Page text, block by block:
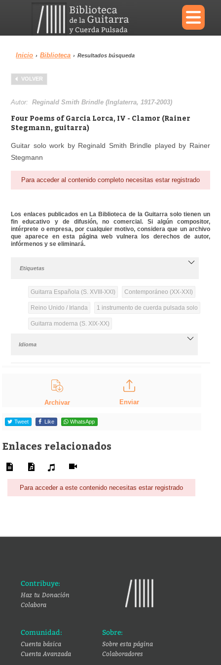
×
Menu
Biblioteca Diccionario
Área personal Reproductor
Inicio › Biblioteca › Resultados búsqueda
VOLVER
Autor:Reginald Smith Brindle (Inglaterra, 1917-2003)
Four Poems of Garcia Lorca, IV - Clamor (Rainer
Stegmann, guitarra)
Guitar solo work by Reginald Smith Brindle played by Rainer
Stegmann
Para acceder al contenido completo necesitas estar registrado
Los enlaces publicados en La Biblioteca de la Guitarra solo tienen un
fin educativo y de difusión, no comercial. Si algún compositor,
intérprete o empresa, por cualquier motivo, considera que un archivo
que aparece en esta página web vulnera los derechos de autor,
infórmenos y se eliminará.
Etiquetas
Guitarra Española (S. XVIII-XXI) Contemporáneo (XX-XXI)
Reino Unido / Irlanda 1 instrumento de cuerda pulsada solo
Guitarra moderna (S. XIX-XX)
Idioma
Archivar Enviar
Tweet Like WhatsApp
Enlaces relacionados
Para acceder a este contenido necesitas estar registrado
Contribuye:
Haz tu Donación
Colabora
Comunidad:
Cuenta básica
Cuenta Avanzada
Sobre:
Sobre esta página
Colaboradores